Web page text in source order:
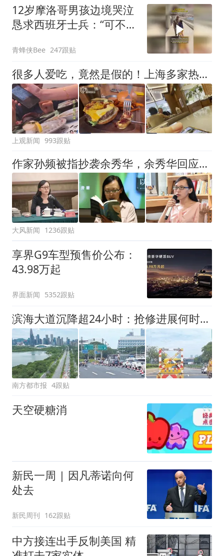
12岁摩洛哥男孩边境哭泣
恳求西班牙士兵：“可不可
青蜂侠Bee 247跟贴
很多人爱吃，竟然是假的！上海多家热门餐饮店被曝光，网友热议
上观新闻 993跟贴
作家孙频被指抄袭余秀华，余秀华回应：看到了，给老子等着
大风新闻 1236跟贴
享界G9车型预售价公布：
43.98万起
界面新闻 5352跟贴
滨海大道沉降超24小时：抢修进展何时公布？道路拥堵能否化解？
南方都市报 4跟贴
天空硬糖消
新民一周 | 因凡蒂诺向何
处去
新民周刊 162跟贴
中方接连出手反制美国 精